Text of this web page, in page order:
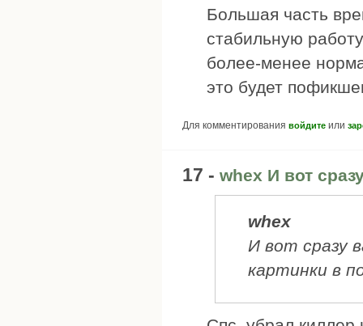
Большая часть
стабильную
более-менее
это будет
Для комментирования войдите или
17 - whex И вот
whex
И вот сразу
картинки в